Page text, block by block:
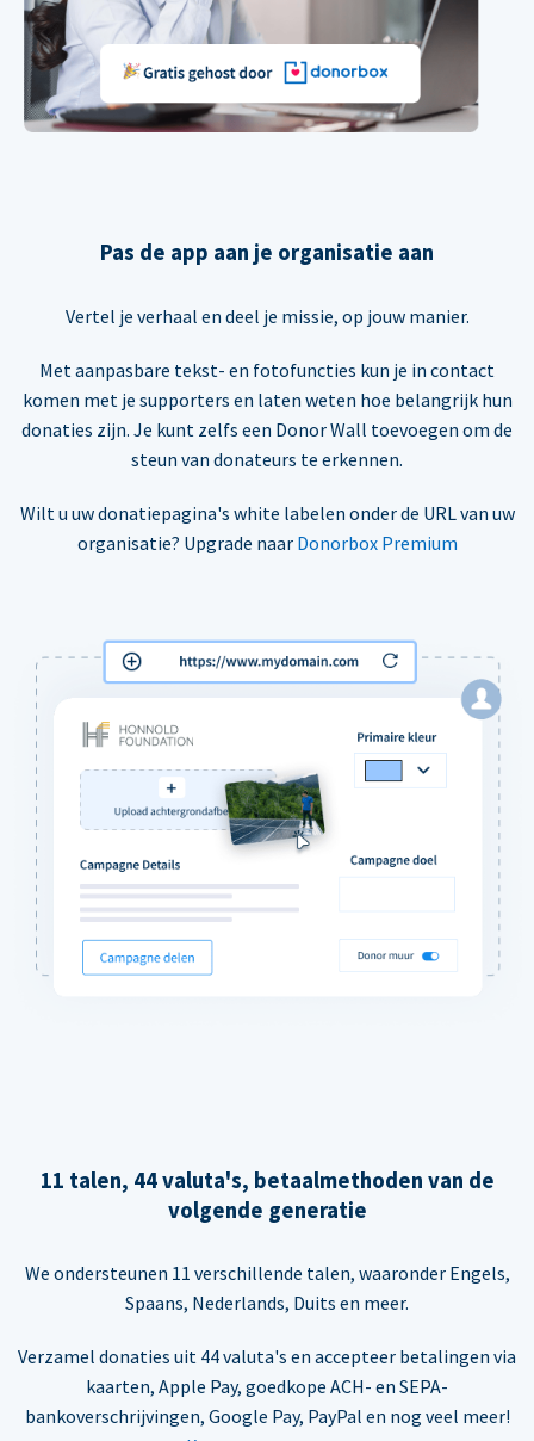
Pas de app aan je organisatie aan
Vertel je verhaal en deel je missie, op jouw manier.
Met aanpasbare tekst- en fotofuncties kun je in contact
komen met je supporters en laten weten hoe belangrijk hun
donaties zijn. Je kunt zelfs een Donor Wall toevoegen om de
steun van donateurs te erkennen.
Wilt u uw donatiepagina's white labelen onder de URL van uw
organisatie? Upgrade naar Donorbox Premium
11 talen, 44 valuta's, betaalmethoden van de
volgende generatie
We ondersteunen 11 verschillende talen, waaronder Engels,
Spaans, Nederlands, Duits en meer.
Verzamel donaties uit 44 valuta's en accepteer betalingen via
kaarten, Apple Pay, goedkope ACH- en SEPA-
bankoverschrijvingen, Google Pay, PayPal en nog veel meer!